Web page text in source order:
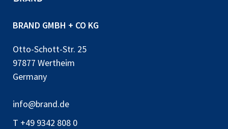
BRAND GMBH + CO KG
Otto-Schott-Str. 25
97877 Wertheim
Germany
info@brand.de
T +49 9342 808 0